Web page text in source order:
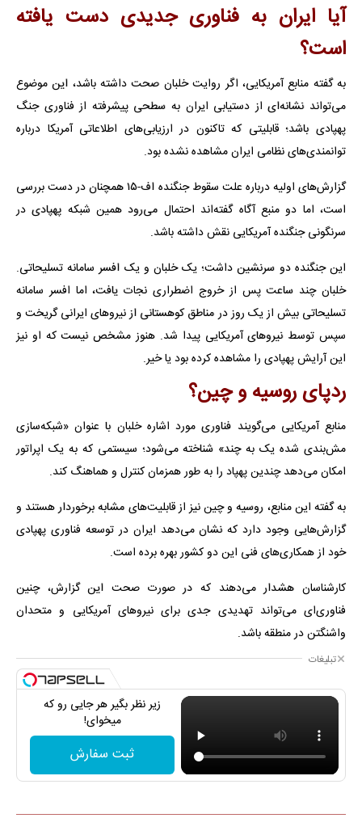
آیا ایران به فناوری جدیدی دست یافته
است؟
به گفته منابع آمریکایی، اگر روایت خلبان صحت داشته باشد، این موضوع
می‌تواند نشانه‌ای از دستیابی ایران به سطحی پیشرفته از فناوری جنگ
پهپادی باشد؛ قابلیتی که تاکنون در ارزیابی‌های اطلاعاتی آمریکا درباره
توانمندی‌های نظامی ایران مشاهده نشده بود.
گزارش‌های اولیه درباره علت سقوط جنگنده اف-۱۵ همچنان در دست بررسی
است، اما دو منبع آگاه گفته‌اند احتمال می‌رود همین شبکه پهپادی در
سرنگونی جنگنده آمریکایی نقش داشته باشد.
این جنگنده دو سرنشین داشت؛ یک خلبان و یک افسر سامانه تسلیحاتی.
خلبان چند ساعت پس از خروج اضطراری نجات یافت، اما افسر سامانه
تسلیحاتی بیش از یک روز در مناطق کوهستانی از نیروهای ایرانی گریخت و
سپس توسط نیروهای آمریکایی پیدا شد. هنوز مشخص نیست که او نیز
این آرایش پهپادی را مشاهده کرده بود یا خیر.
ردپای روسیه و چین؟
منابع آمریکایی می‌گویند فناوری مورد اشاره خلبان با عنوان «شبکه‌سازی
مش‌بندی شده یک به چند» شناخته می‌شود؛ سیستمی که به یک اپراتور
امکان می‌دهد چندین پهپاد را به طور همزمان کنترل و هماهنگ کند.
به گفته این منابع، روسیه و چین نیز از قابلیت‌های مشابه برخوردار هستند و
گزارش‌هایی وجود دارد که نشان می‌دهد ایران در توسعه فناوری پهپادی
خود از همکاری‌های فنی این دو کشور بهره برده است.
کارشناسان هشدار می‌دهند که در صورت صحت این گزارش، چنین
فناوری‌ای می‌تواند تهدیدی جدی برای نیروهای آمریکایی و متحدان
واشنگتن در منطقه باشد.
تبلیغات
زیر نظر بگیر هر جایی رو که
میخوای!
ثبت سفارش